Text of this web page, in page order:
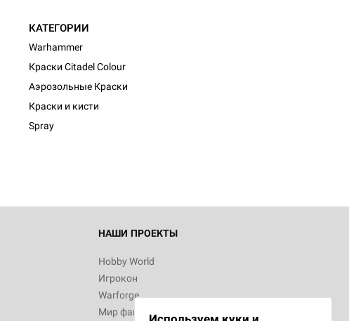
КАТЕГОРИИ
Warhammer
Краски Citadel Colour
Аэрозольные Краски
Краски и кисти
Spray
НАШИ ПРОЕКТЫ
Hobby World
Игрокон
Warforge
Мир фантастики